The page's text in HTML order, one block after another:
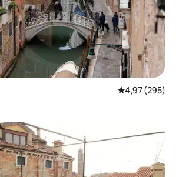
4,97 ud af 5 i
4,97 (295)